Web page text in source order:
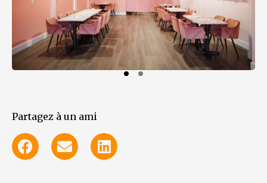
Partagez à un ami